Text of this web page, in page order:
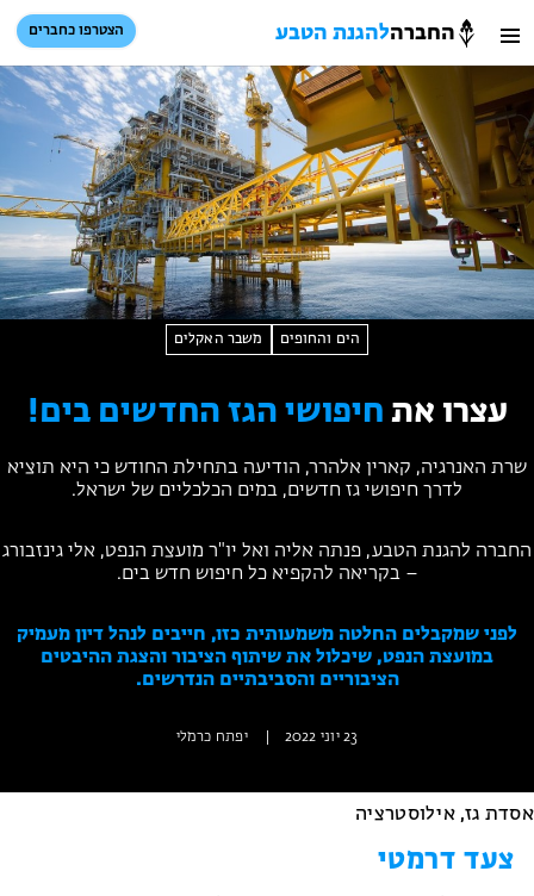
החברהלהגנת הטבע הצטרפו כחברים
חיפוש כניסת חברים
סל קניות
הזמינו פעילויות וטיולים מודרכים
בתי ספר שדה
מחנות קיץ
חופשות בבתי ספר שדה
ארץ אהבתי – קבוצות טיולים למבוגרים
הים והחופים משבר האקלים
עצרו את חיפושי הגז החדשים בים!
שרת האנרגיה, קארין אלהרר, הודיעה בתחילת החודש כי היא תוציא
לדרך חיפושי גז חדשים, במים הכלכליים של ישראל.
החברה להגנת הטבע, פנתה אליה ואל יו"ר מועצת הנפט, אלי גינזבורג
– בקריאה להקפיא כל חיפוש חדש בים.
לפני שמקבלים החלטה משמעותית כזו, חייבים לנהל דיון מעמיק
במועצת הנפט, שיכלול את שיתוף הציבור והצגת ההיבטים
הציבוריים והסביבתיים הנדרשים.
23 יוני 2022 יפתח כרמלי
אסדת גז, אילוסטרציה
צעד דרמטי